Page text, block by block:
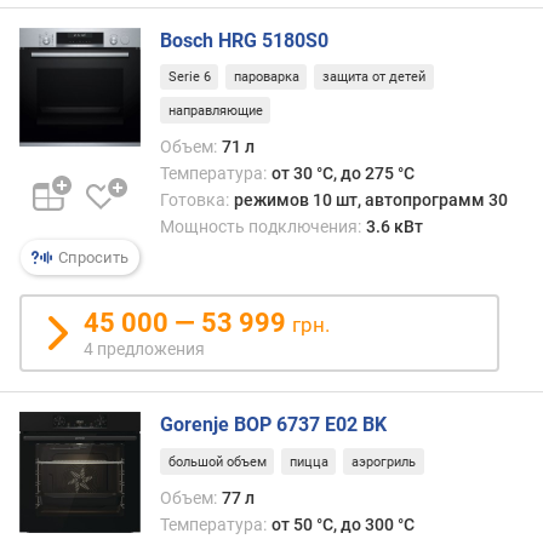
н
и
я
м
м
м
н
и
м
а
л
ь
н
а
я
Спросить
Bosch HRG 5180S0
Serie 6 пароварка защита от детей
направляющие
Объем: 71 л
Температура: от 30 °C, до 275 °C
Готовка: режимов 10 шт, автопрограмм 30
Мощность подключения: 3.6 кВт
45 000 — 53 999 грн.
4 предложения
Gorenje BOP 6737 E02 BK
большой объем пицца аэрогриль
Объем: 77 л
Температура: от 50 °C, до 300 °C